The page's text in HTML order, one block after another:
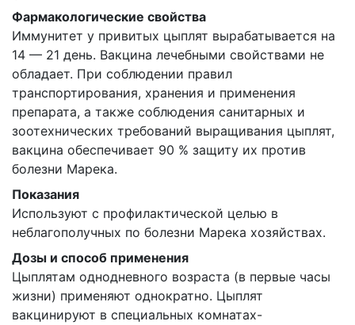
Фармакологические свойства
Иммунитет у привитых цыплят вырабатывается на
14 — 21 день. Вакцина лечебными свойствами не
обладает. При соблюдении правил
транспортирования, хранения и применения
препарата, а также соблюдения санитарных и
зоотехнических требований выращивания цыплят,
вакцина обеспечивает 90 % защиту их против
болезни Марека.
Показания
Используют с профилактической целью в
неблагополучных по болезни Марека хозяйствах.
Дозы и способ применения
Цыплятам однодневного возраста (в первые часы
жизни) применяют однократно. Цыплят
вакцинируют в специальных комнатах-